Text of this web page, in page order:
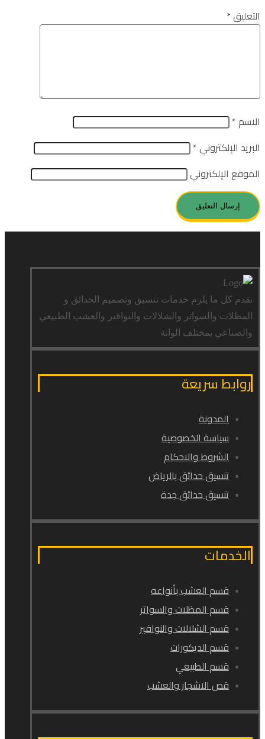
التعليق*
الاسم*
البريد الإلكتروني*
الموقع الإلكتروني
نقدم كل ما يلزم خدمات تنسيق وتصميم الحدائق و
المظلات والسواتر والشلالات والنوافير والعشب الطبيعي
والصناعي بمختلف الوانة
روابط سريعة
المدونة
سياسة الخصوصية
الشروط والاحكام
تنسيق حدائق بالرياض
تنسيق حدائق جدة
الخدمات
قسم العشب بأنواعه
قسم المظلات والسواتر
قسم الشلالات والنوافير
قسم الديكورات
قسم الطبيعي
قص الاشجار والعشب